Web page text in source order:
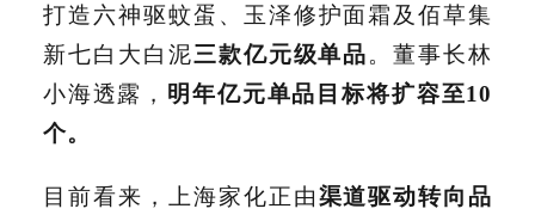
打造六神驱蚊蛋、玉泽修护面霜及佰草集
新七白大白泥三款亿元级单品。董事长林
小海透露， 明年亿元单品目标将扩容至10
个。
目前看来，上海家化正由渠道驱动转向品